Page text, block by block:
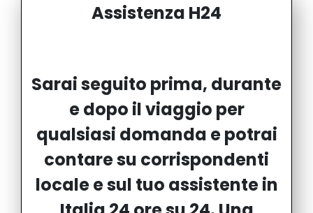
Assistenza H24
Sarai seguito prima, durante
e dopo il viaggio per
qualsiasi domanda e potrai
contare su corrispondenti
locale e sul tuo assistente in